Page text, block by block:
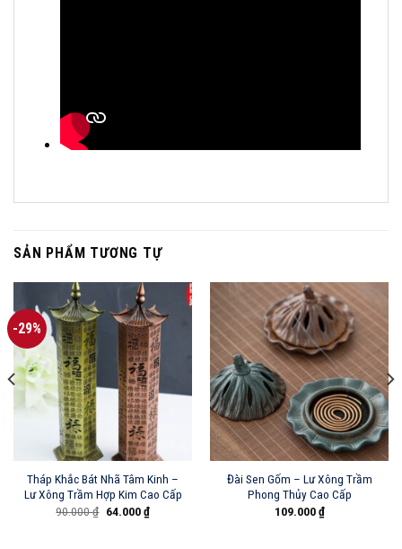
SẢN PHẨM TƯƠNG TỰ
-29%
Tháp Khắc Bát Nhã Tâm Kinh –
Lư Xông Trầm Hợp Kim Cao Cấp
90.000₫ Giá
64.000₫Giá
hiện
Đài Sen Gốm – Lư Xông Trầm
Phong Thủy Cao Cấp
109.000₫